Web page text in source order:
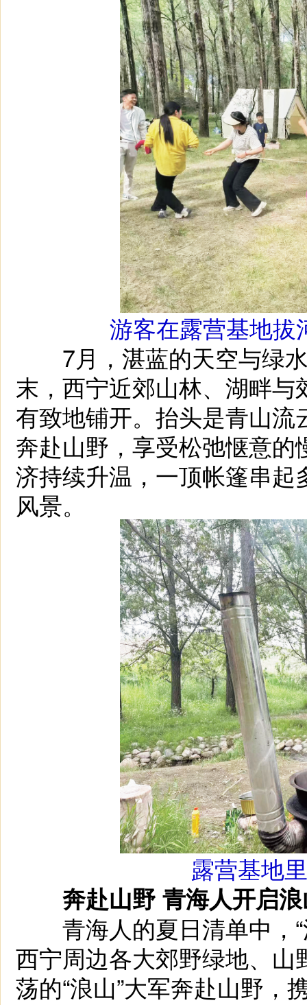
游客在露营基地拔
7月，湛蓝的天空与绿水
末，西宁近郊山林、湖畔
有致地铺开。抬头是青山
奔赴山野，享受松弛惬意
济持续升温，一顶帐篷串
风景。
露营基地
奔赴山野 青海人开启
青海人的夏日清单中，“
西宁周边各大郊野绿地、
荡的“浪山”大军奔赴山野，